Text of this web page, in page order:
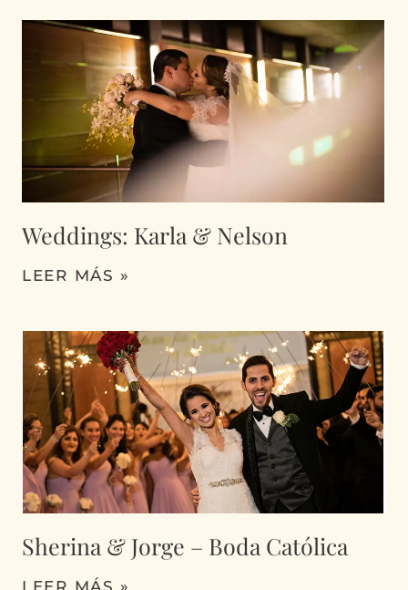
Weddings: Karla & Nelson
LEER MÁS »
Sherina & Jorge – Boda Católica
LEER MÁS »